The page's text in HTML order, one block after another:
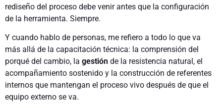
rediseño del proceso debe venir antes que la configuración
de la herramienta. Siempre.
Y cuando hablo de personas, me refiero a todo lo que va
más allá de la capacitación técnica: la comprensión del
porqué del cambio, la gestión de la resistencia natural, el
acompañamiento sostenido y la construcción de referentes
internos que mantengan el proceso vivo después de que el
equipo externo se va.